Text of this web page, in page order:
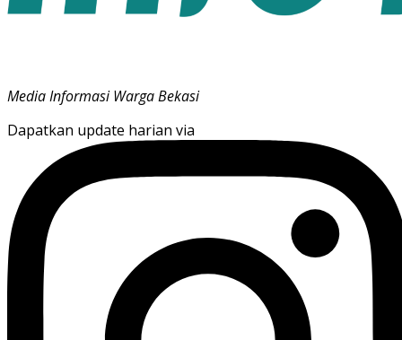
Media Informasi Warga Bekasi
Dapatkan update harian via